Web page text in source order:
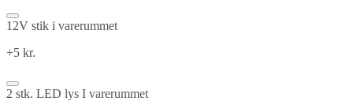
12V stik i varerummet
+5 kr.
2 stk. LED lys I varerummet